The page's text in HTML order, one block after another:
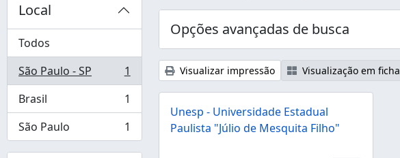
Local
Todos
São Paulo - SP
, 1 resultados
1
Brasil
, 1 resultados
1
São Paulo
, 1 resultados 1
Opções avançadas de busca
Visualizar impressão Visualização em ficha
Unesp - Universidade Estadual
Paulista "Júlio de Mesquita Filho"